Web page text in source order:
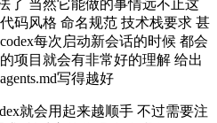
了 当然它能做的事情远不止这
码风格 命名规范 技术栈要求 甚
每次启动新会话的时候 都会
项目就会有非常好的理解 给出
写得越好
就会用起来越顺手 不过需要注